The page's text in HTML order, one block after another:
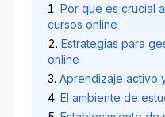
Por que es crucial
cursos online
Estrategias para
online
Aprendizaje activo
El ambiente de